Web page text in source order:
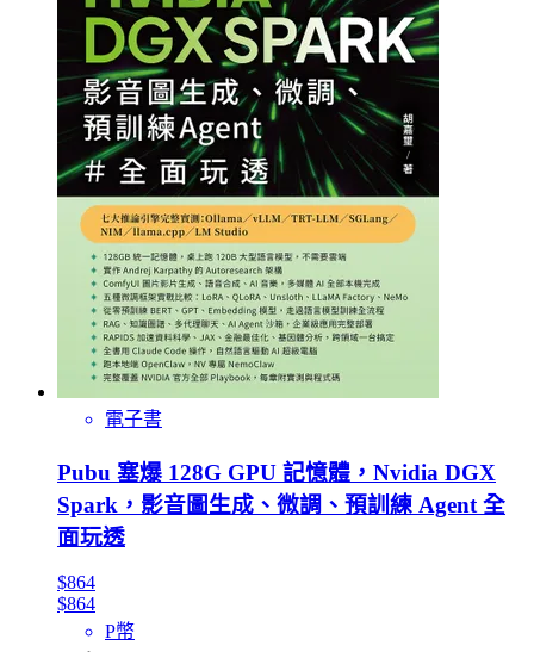
電子書
Pubu 塞爆 128G GPU 記憶體，Nvidia DGX
Spark，影音圖生成、微調、預訓練 Agent 全
面玩透
$864
$864
P幣